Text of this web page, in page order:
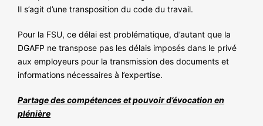
Il s’agit d’une transposition du code du travail.
Pour la FSU, ce délai est problématique, d’autant que la
DGAFP ne transpose pas les délais imposés dans le privé
aux employeurs pour la transmission des documents et
informations nécessaires à l’expertise.
Partage des compétences et pouvoir d’évocation en
plénière